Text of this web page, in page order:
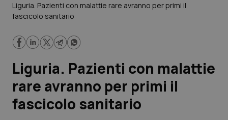
Governo e Parlamento
Regioni e Asl
Lavoro e Professioni
Scienza e Farmaci
Studi e Analisi
Liguria. Pazienti con malattie rare avranno per primi il
fascicolo sanitario
Liguria. Pazienti con malattie
rare avranno per primi il
fascicolo sanitario